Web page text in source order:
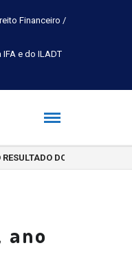
Financeiro /
e do ILADT
DO CONCURSO
ano